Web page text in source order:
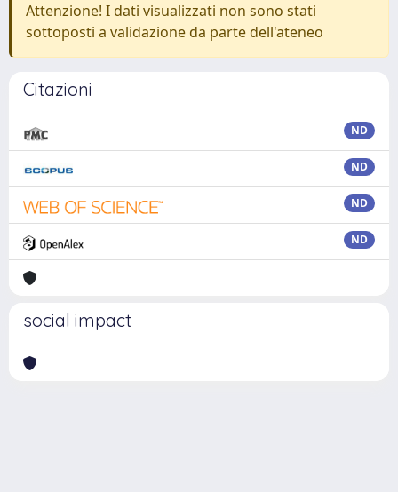
Attenzione! I dati visualizzati non sono stati
sottoposti a validazione da parte dell'ateneo
Citazioni
ND
ND
ND
ND
social impact